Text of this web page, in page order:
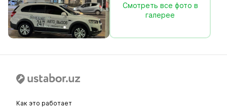
Смотреть все фото в
галерее
Как это работает